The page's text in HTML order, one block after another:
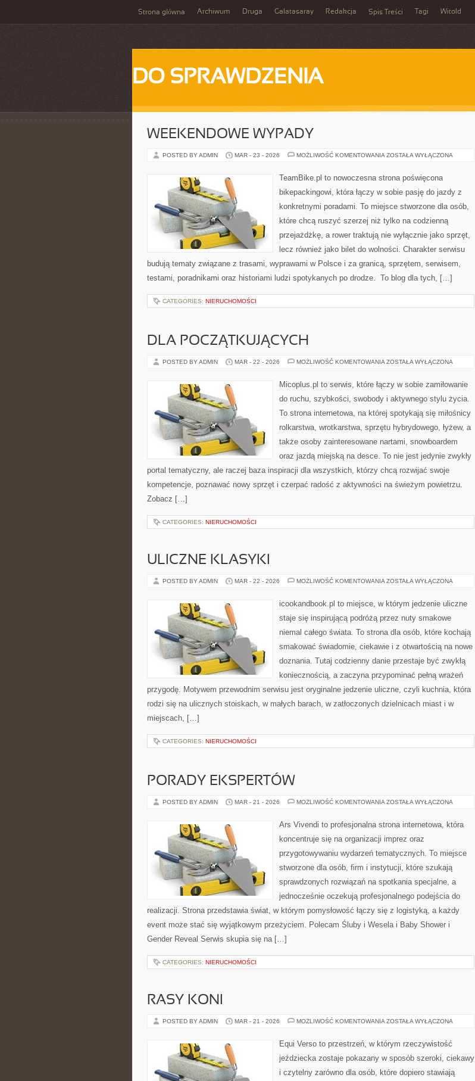
Strona główna Archiwum Druga Galatasaray Redakcja Spis Treści Tagi Witold
DO SPRAWDZENIA
WEEKENDOWE WYPADY
POSTED BY ADMIN MAR - 23 - 2026 MOŻLIWOŚĆ KOMENTOWANIA WEEKENDOWE
ZOSTAŁA WYŁĄCZONA
TeamBike.pl to nowoczesna strona poświęcona
bikepackingowi, która łączy w sobie pasję do jazdy z
konkretnymi poradami. To miejsce stworzone dla osób,
które chcą ruszyć szerzej niż tylko na codzienną
przejażdżkę, a rower traktują nie wyłącznie jako sprzęt,
lecz również jako bilet do wolności. Charakter serwisu
budują tematy związane z trasami, wyprawami w Polsce i za granicą, sprzętem, serwisem,
testami, poradnikami oraz historiami ludzi spotykanych po drodze. To blog dla tych, […]
CATEGORIES: NIERUCHOMOŚCI
DLA POCZĄTKUJĄCYCH
POSTED BY ADMIN MAR - 22 - 2026 MOŻLIWOŚĆ KOMENTOWANIA DLA
ZOSTAŁA WYŁĄCZONA
Micoplus.pl to serwis, które łączy w sobie zamiłowanie
do ruchu, szybkości, swobody i aktywnego stylu życia.
To strona internetowa, na której spotykają się miłośnicy
rolkarstwa, wrotkarstwa, sprzętu hybrydowego, łyżew, a
także osoby zainteresowane nartami, snowboardem
oraz jazdą miejską na desce. To nie jest jedynie zwykły
portal tematyczny, ale raczej baza inspiracji dla wszystkich, którzy chcą rozwijać swoje
kompetencje, poznawać nowy sprzęt i czerpać radość z aktywności na świeżym powietrzu.
Zobacz […]
CATEGORIES: NIERUCHOMOŚCI
ULICZNE KLASYKI
POSTED BY ADMIN MAR - 22 - 2026 MOŻLIWOŚĆ KOMENTOWANIA ULICZNE
ZOSTAŁA WYŁĄCZONA
icookandbook.pl to miejsce, w którym jedzenie uliczne
staje się inspirującą podróżą przez nuty smakowe
niemal całego świata. To strona dla osób, które kochają
smakować świadomie, ciekawie i z otwartością na nowe
doznania. Tutaj codzienny danie przestaje być zwykłą
koniecznością, a zaczyna przypominać pełną wrażeń
przygodę. Motywem przewodnim serwisu jest oryginalne jedzenie uliczne, czyli kuchnia, która
rodzi się na ulicznych stoiskach, w małych barach, w zatłoczonych dzielnicach miast i w
miejscach, […]
CATEGORIES: NIERUCHOMOŚCI
PORADY EKSPERTÓW
POSTED BY ADMIN MAR - 21 - 2026 MOŻLIWOŚĆ KOMENTOWANIA PORADY
ZOSTAŁA WYŁĄCZONA
Ars Vivendi to profesjonalna strona internetowa, która
koncentruje się na organizacji imprez oraz
przygotowywaniu wydarzeń tematycznych. To miejsce
stworzone dla osób, firm i instytucji, które szukają
sprawdzonych rozwiązań na spotkania specjalne, a
jednocześnie oczekują profesjonalnego podejścia do
realizacji. Strona przedstawia świat, w którym pomysłowość łączy się z logistyką, a każdy
event może stać się wyjątkowym przeżyciem. Polecam Śluby i Wesela i Baby Shower i
Gender Reveal Serwis skupia się na […]
CATEGORIES: NIERUCHOMOŚCI
RASY KONI
POSTED BY ADMIN MAR - 21 - 2026 MOŻLIWOŚĆ KOMENTOWANIA RASY
ZOSTAŁA WYŁĄCZONA
Equi Verso to przestrzeń, w którym rzeczywistość
jeździecka zostaje pokazany w sposób szeroki, ciekawy
i czytelny zarówno dla osób, które dopiero stawiają